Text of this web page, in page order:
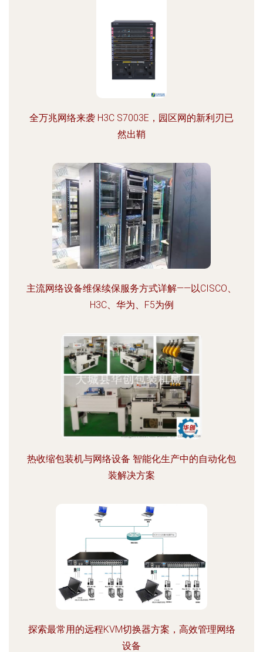
全万兆网络来袭 H3C S7003E，园区网的新利刃已
然出鞘
主流网络设备维保续保服务方式详解——以CISCO、
H3C、华为、F5为例
热收缩包装机与网络设备 智能化生产中的自动化包
装解决方案
探索最常用的远程KVM切换器方案，高效管理网络
设备